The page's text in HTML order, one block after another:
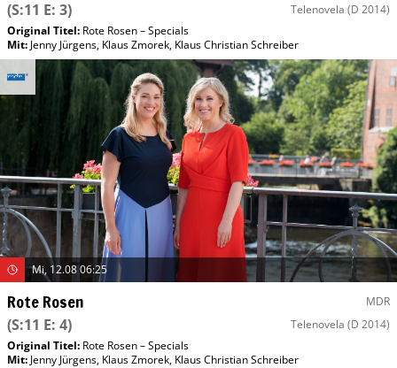
(S:11 E: 3) Telenovela (D 2014)
Original Titel: Rote Rosen – Specials
Mit: Jenny Jürgens, Klaus Zmorek, Klaus Christian Schreiber
Mi, 12.08 06:25
Rote Rosen MDR
(S:11 E: 4) Telenovela (D 2014)
Original Titel: Rote Rosen – Specials
Mit: Jenny Jürgens, Klaus Zmorek, Klaus Christian Schreiber